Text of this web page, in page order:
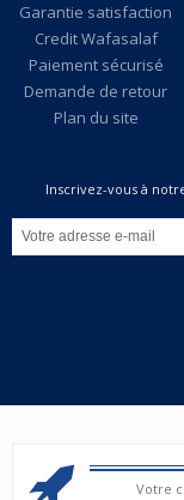
Garantie satisfaction
Credit Wafasalaf
Paiement sécurisé
Demande de retour
Plan du site
Inscrivez-vous à
Votre